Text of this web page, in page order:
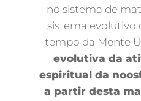
no sistema de
sistema evolutivo
tempo da Mente
evolutiva da
espiritual da
a partir desta